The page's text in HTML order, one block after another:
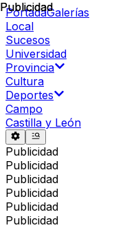
PortadaGalerías
Local
Sucesos
Universidad
Provincia
Cultura
Deportes
Campo
Castilla y León
Publicidad
Publicidad
Publicidad
Publicidad
Publicidad
Publicidad
Publicidad
Publicidad